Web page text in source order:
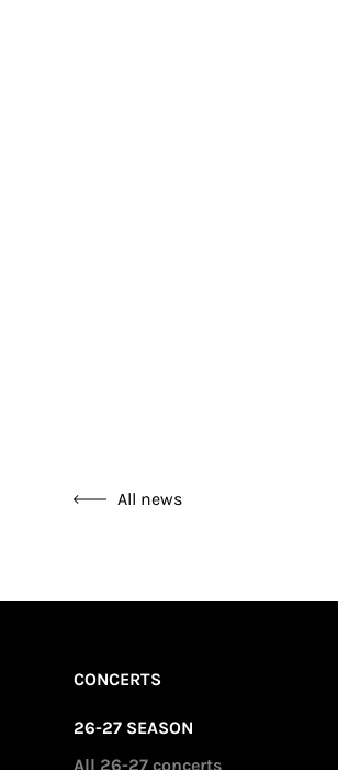
All news
CONCERTS
26-27 SEASON
All 26-27 concerts